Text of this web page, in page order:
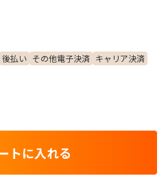
後払い その他電子決済 キャリア決済
トに入れる